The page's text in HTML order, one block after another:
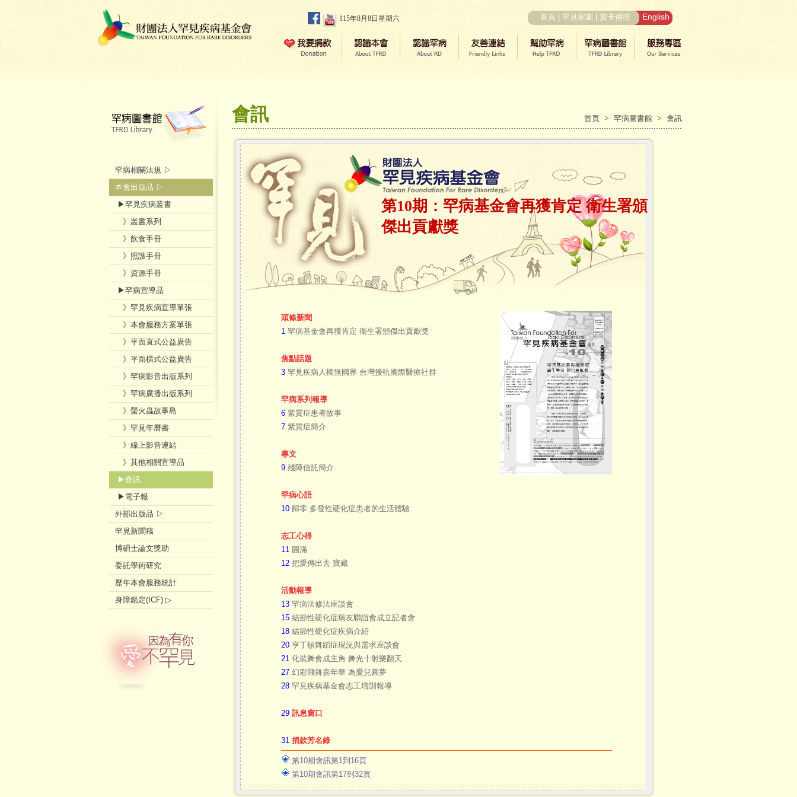
115年8月8日星期六 首頁 罕見家園 賀卡傳情 English
會訊 首頁 > 罕病圖書館 > 會訊
第10期：罕病基金會再獲肯定 衛生署頒
傑出貢獻獎
頭條新聞
1 罕病基金會再獲肯定 衛生署頒傑出貢獻獎
焦點話題
3 罕見疾病人權無國界 台灣接軌國際醫療社群
罕病系列報導
6 紫質症患者故事
7 紫質症簡介
專文
9 殘障信託簡介
罕病心語
10 歸零 多發性硬化症患者的生活體驗
志工心得
11 圓滿
12 把愛傳出去 寶藏
活動報導
13 罕病法修法座談會
15 結節性硬化症病友聯誼會成立記者會
18 結節性硬化症疾病介紹
20 亨丁頓舞蹈症現況與需求座談會
21 化裝舞會成主角 舞光十射樂翻天
27 幻彩飛舞嘉年華 為愛兒圓夢
28 罕見疾病基金會志工培訓報導
29 訊息窗口
31 捐款芳名錄
第10期會訊第1到16頁
第10期會訊第17到32頁
罕病相關法規 ▷
本會出版品 ▷
▶罕見疾病叢書
》叢書系列
》飲食手冊
》照護手冊
》資源手冊
▶罕病宣導品
》罕見疾病宣導單張
》本會服務方案單張
》平面直式公益廣告
》平面橫式公益廣告
》罕病影音出版系列
》罕病廣播出版系列
》螢火蟲故事島
》罕見年曆書
》線上影音連結
》其他相關宣導品
▶會訊
▶電子報
外部出版品 ▷
罕見新聞稿
博碩士論文獎助
委託學術研究
歷年本會服務統計
身障鑑定(ICF) ▷